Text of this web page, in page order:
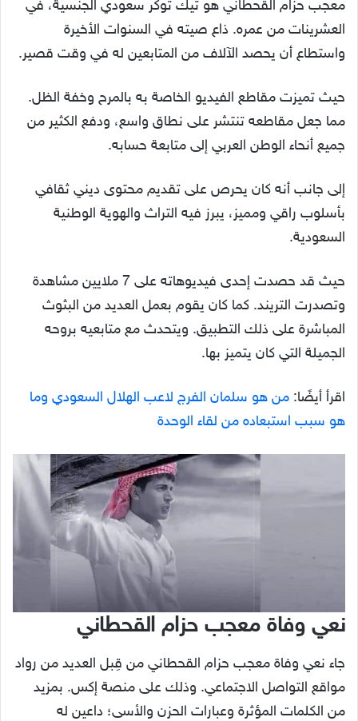
معجب حزام القحطاني هو تيك توكر سعودي الجنسية، في
العشرينات من عمره. ذاع صيته في السنوات الأخيرة
واستطاع أن يحصد الآلاف من المتابعين له في وقت قصير.
حيث تميزت مقاطع الفيديو الخاصة به بالمرح وخفة الظل.
مما جعل مقاطعه تنتشر على نطاق واسع، ودفع الكثير من
جميع أنحاء الوطن العربي إلى متابعة حسابه.
إلى جانب أنه كان يحرص على تقديم محتوى ديني ثقافي
بأسلوب راقي ومميز، يبرز فيه التراث والهوية الوطنية
السعودية.
حيث قد حصدت إحدى فيديوهاته على 7 ملايين مشاهدة
وتصدرت التريند. كما كان يقوم بعمل العديد من البثوث
المباشرة على ذلك التطبيق. ويتحدث مع متابعيه بروحه
الجميلة التي كان يتميز بها.
اقرأ أيضًا: من هو سلمان الفرج لاعب الهلال السعودي وما
هو سبب استبعاده من لقاء الوحدة
نعي وفاة معجب حزام القحطاني
جاء نعي وفاة معجب حزام القحطاني من قِبل العديد من رواد
مواقع التواصل الاجتماعي. وذلك على منصة إكس. بمزيد
من الكلمات المؤثرة وعبارات الحزن والأسى؛ داعين له